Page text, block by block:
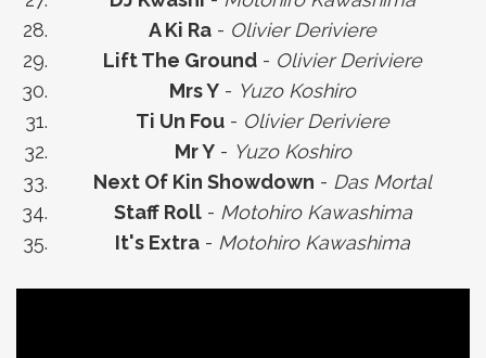
A Ki Ra - Olivier Deriviere
Lift The Ground - Olivier Deriviere
Mrs Y - Yuzo Koshiro
Ti Un Fou - Olivier Deriviere
Mr Y- Yuzo Koshiro
Next Of Kin Showdown - Das Mortal
Staff Roll- Motohiro Kawashima
It's Extra - Motohiro Kawashima